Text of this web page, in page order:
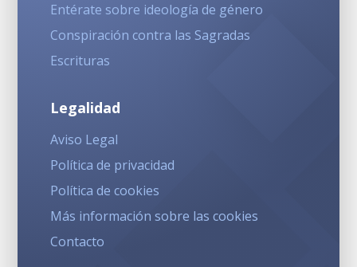
Entérate sobre ideología de género
Conspiración contra las Sagradas
Escrituras
Legalidad
Aviso Legal
Política de privacidad
Política de cookies
Más información sobre las cookies
Contacto